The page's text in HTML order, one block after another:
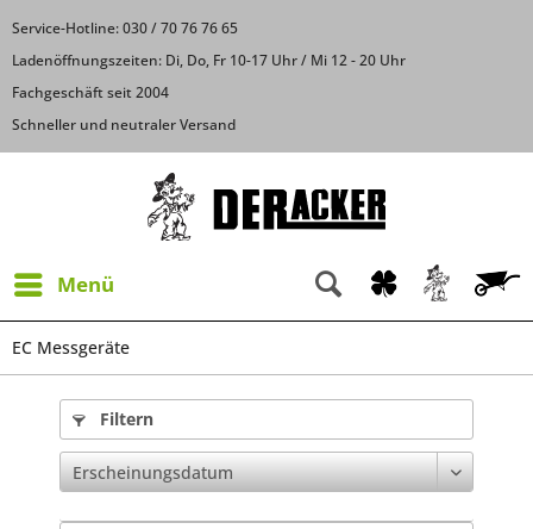
Service-Hotline: 030 / 70 76 76 65
Ladenöffnungszeiten: Di, Do, Fr 10-17 Uhr / Mi 12 - 20 Uhr
Fachgeschäft seit 2004
Schneller und neutraler Versand
Menü
EC Messgeräte
Filtern